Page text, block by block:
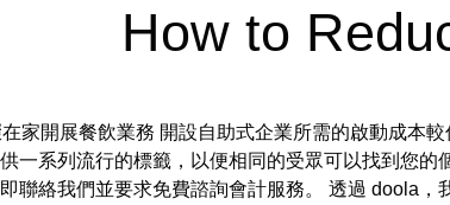
How to
家開展餐飲業務 開設自助式企業所需的啟動成本
一系列流行的標籤，以便相同的受眾可以找到您
聯絡我們並要求免費諮詢會計服務。 透過 doola